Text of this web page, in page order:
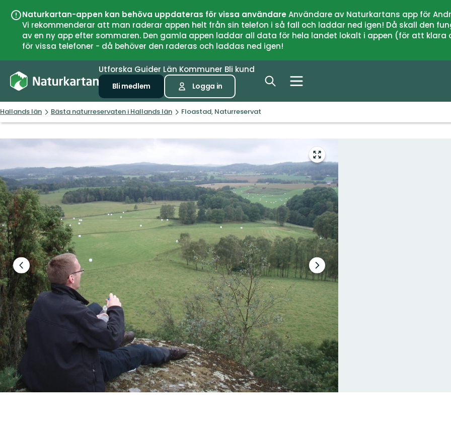
Naturkartan-appen kan behöva uppdateras för vissa användareAnvändare av Naturkartans app för
Vi rekommenderar att man raderar appen helt från sin telefon i så fall och laddar ned igen! Då skall den
av en ny app efter sommaren. Den gamla appen laddar all data för hela landet lokalt i appen (för att
för vissa telefoner - då behöver den raderas och laddas ned igen!
Utforska Guider Län Kommuner Bli kund
Bli medlem Logga in
Hallands län Bästa naturreservaten i Hallands län Floastad, Naturreservat
Gå
till
helskärmsläge
Föregående
bild
Nästa
bildspel